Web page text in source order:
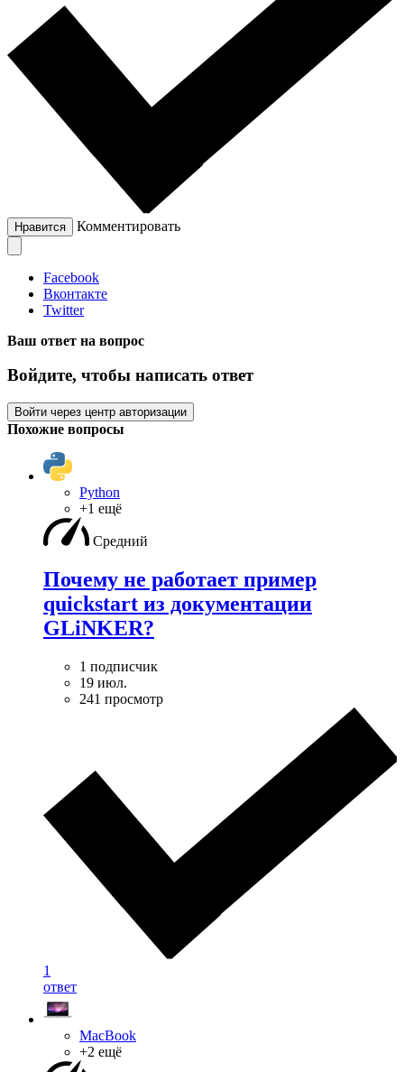
Нравится Комментировать
Facebook
Вконтакте
Twitter
Ваш ответ на вопрос
Войдите, чтобы написать ответ
Войти через центр авторизации
Похожие вопросы
Python
+1 ещё
Средний
Почему не работает пример
quickstart из документации
GLiNKER?
1 подписчик
19 июл.
241 просмотр
1
ответ
MacBook
+2 ещё